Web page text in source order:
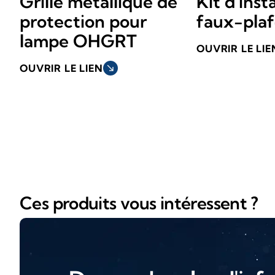
protection pour
lampe OHGRT
OUVRIR LE LIEN south_east
faux-
OUVRIR LE
Ces produits vous intéressent ?